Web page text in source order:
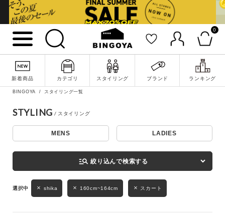
0
新着商品 カテゴリ スタイリング ブランド ランキング
詳細検索
BINGOYA スタイリング一覧
STYLING
MENS LADIES
manage_search 絞り込んで検索する
shika 160cm~164cm スカート